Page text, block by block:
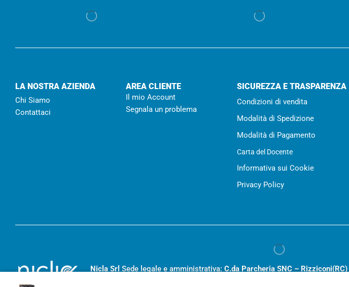
LA NOSTRA AZIENDA
Chi Siamo
Contattaci
AREA CLIENTE
Il mio Account
Segnala un problema
SICUREZZA E TRASPARENZA
Condizioni di vendita
Modalità di Spedizione
Modalità di Pagamento
Carta del Docente
Informativa sui Cookie
Privacy Policy
Nicla Srl Sede legale e amministrativa:C.da Parcheria SNC – Rizziconi(RC)